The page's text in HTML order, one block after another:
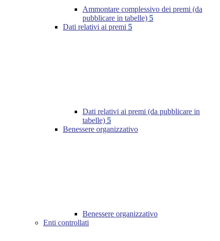
Ammontare complessivo dei premi (da
pubblicare in tabelle) 5
Dati relativi ai premi 5
Dati relativi ai premi (da pubblicare in
tabelle) 5
Benessere organizzativo
Benessere organizzativo
Enti controllati